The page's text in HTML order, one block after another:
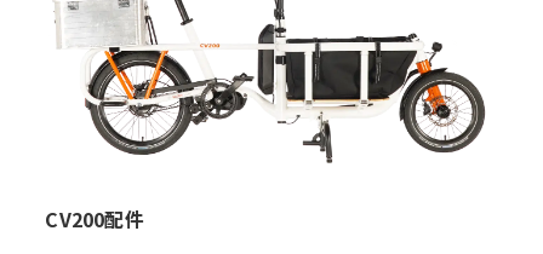
CV200配件